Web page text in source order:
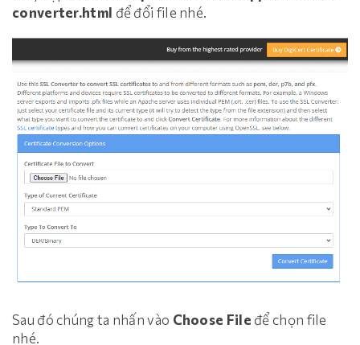
converter.html để đổi file nhé.
Sau đó chúng ta nhấn vào Choose File để chọn file
nhé.